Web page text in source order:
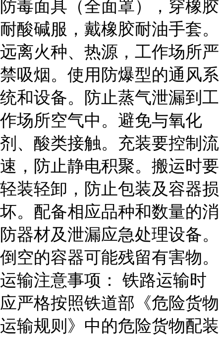
防毒面具（全面罩），穿橡胶
耐酸碱服，戴橡胶耐油手套。
远离火种、热源，工作场所严
禁吸烟。使用防爆型的通风系
统和设备。防止蒸气泄漏到工
作场所空气中。避免与氧化
剂、酸类接触。充装要控制流
速，防止静电积聚。搬运时要
轻装轻卸，防止包装及容器损
坏。配备相应品种和数量的消
防器材及泄漏应急处理设备。
倒空的容器可能残留有害物。
运输注意事项：
铁路运输时
应严格按照铁道部《危险货物
运输规则》中的危险货物配装